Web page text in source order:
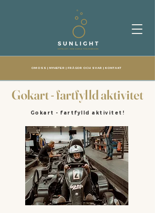
OM OSS| NYHETER | FRÅGOR OCH SVAR |KONTAKT
Gokart - fartfylld aktivitet
Gokart - fartfylld aktivitet!